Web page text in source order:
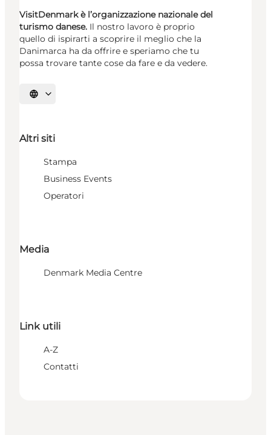
VisitDenmark è l’organizzazione nazionale del
turismo danese. Il nostro lavoro è proprio
quello di ispirarti a scoprire il meglio che la
Danimarca ha da offrire e speriamo che tu
possa trovare tante cose da fare e da vedere.
Seleziona la lingua
Altri siti
Stampa
Business Events
Operatori
Media
Denmark Media Centre
Link utili
A-Z
Contatti